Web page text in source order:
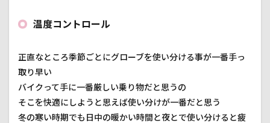
温度コントロール
正直なところ季節ごとにグローブを使い分ける事が一番手っ
取り早い
バイクって手に一番厳しい乗り物だと思うの
そこを快適にしようと思えば使い分けが一番だと思う
冬の寒い時期でも日中の暖かい時間と夜とで使い分けると疲